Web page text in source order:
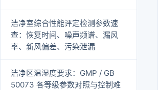
洁净室综合性能评定检测参数速
查：恢复时间、噪声频谱、漏风
率、新风偏差、污染泄漏
洁净区温湿度要求：GMP / GB
50073 各等级参数对照与控制难